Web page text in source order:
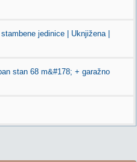
jedinice | Uknjižena |
stan 68 m&#178; + garažno